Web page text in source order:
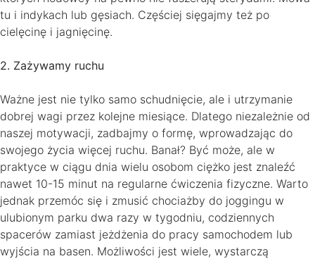
tu i indykach lub gęsiach. Częściej sięgajmy też po
cielęcinę i jagnięcinę.
2. Zażywamy ruchu
Ważne jest nie tylko samo schudnięcie, ale i utrzymanie
dobrej wagi przez kolejne miesiące. Dlatego niezależnie od
naszej motywacji, zadbajmy o formę, wprowadzając do
swojego życia więcej ruchu. Banał? Być może, ale w
praktyce w ciągu dnia wielu osobom ciężko jest znaleźć
nawet 10-15 minut na regularne ćwiczenia fizyczne. Warto
jednak przemóc się i zmusić chociażby do joggingu w
ulubionym parku dwa razy w tygodniu, codziennych
spacerów zamiast jeżdżenia do pracy samochodem lub
wyjścia na basen. Możliwości jest wiele, wystarczą